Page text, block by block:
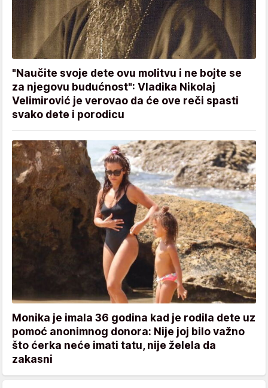
"Naučite svoje dete ovu molitvu i ne bojte se
za njegovu budućnost": Vladika Nikolaj
Velimirović je verovao da će ove reči spasti
svako dete i porodicu
Monika je imala 36 godina kad je rodila dete uz
pomoć anonimnog donora: Nije joj bilo važno
što ćerka neće imati tatu, nije želela da
zakasni